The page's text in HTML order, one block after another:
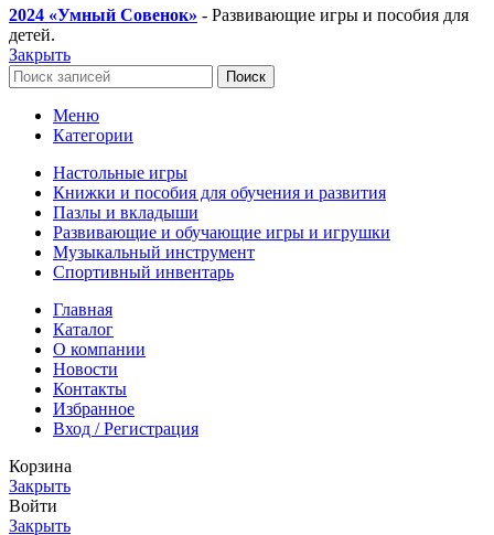
2024 «Умный Совенок» - Развивающие игры и пособия для
детей.
Закрыть
Поиск
Меню
Категории
Настольные игры
Книжки и пособия для обучения и развития
Пазлы и вкладыши
Развивающие и обучающие игры и игрушки
Музыкальный инструмент
Спортивный инвентарь
Главная
Каталог
О компании
Новости
Контакты
Избранное
Вход / Регистрация
Корзина
Закрыть
Войти
Закрыть